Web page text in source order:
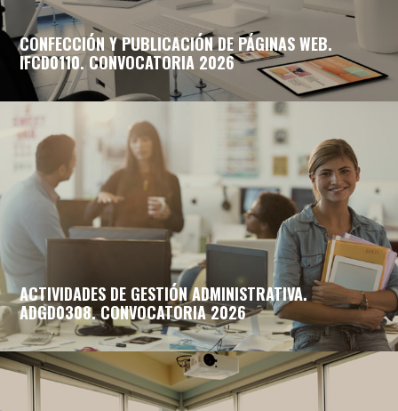
CONFECCIÓN Y PUBLICACIÓN DE PÁGINAS WEB.
IFCD0110. CONVOCATORIA 2026
ACTIVIDADES DE GESTIÓN ADMINISTRATIVA.
ADGD0308. CONVOCATORIA 2026